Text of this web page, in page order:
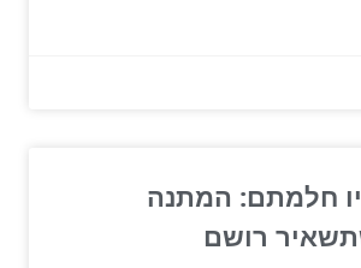
חלמתם: המתנה
רושם